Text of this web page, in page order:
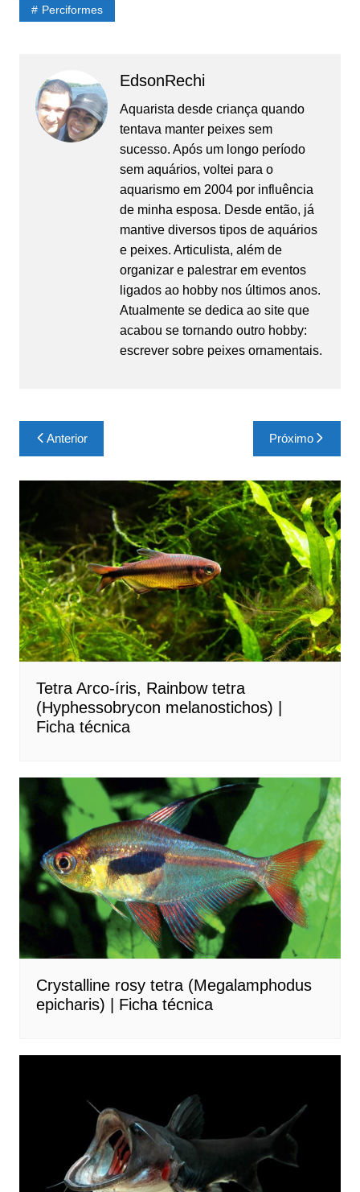
Perciformes
EdsonRechi
Aquarista desde criança quando
tentava manter peixes sem
sucesso. Após um longo período
sem aquários, voltei para o
aquarismo em 2004 por influência
de minha esposa. Desde então, já
mantive diversos tipos de aquários
e peixes. Articulista, além de
organizar e palestrar em eventos
ligados ao hobby nos últimos anos.
Atualmente se dedica ao site que
acabou se tornando outro hobby:
escrever sobre peixes ornamentais.
Navegação
de
Post
Anterior Próximo
Tetra Arco-íris, Rainbow tetra
(Hyphessobrycon melanostichos) |
Ficha técnica
Crystalline rosy tetra (Megalamphodus
epicharis) | Ficha técnica